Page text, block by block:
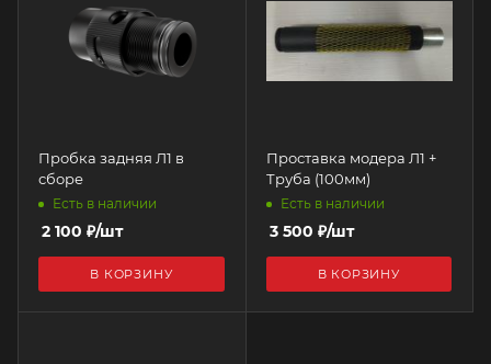
Пробка задняя Л1 в
сборе
Есть в наличии
2 100 ₽/шт
В КОРЗИНУ
Проставка модера Л1 +
Труба (100мм)
Есть в наличии
3 500 ₽/шт
В КОРЗИНУ